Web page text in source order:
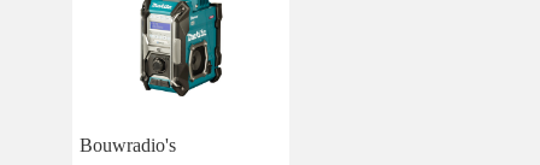
Bouwradio's